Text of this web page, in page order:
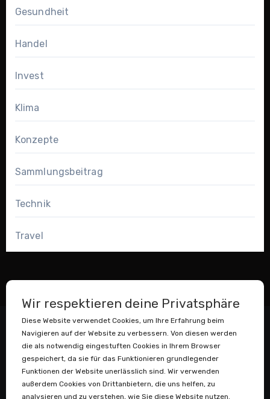
Gesundheit
Handel
Invest
Klima
Konzepte
Sammlungsbeitrag
Technik
Travel
Wir respektieren deine Privatsphäre
Diese Website verwendet Cookies, um Ihre Erfahrung beim
Navigieren auf der Website zu verbessern. Von diesen werden
die als notwendig eingestuften Cookies in Ihrem Browser
gespeichert, da sie für das Funktionieren grundlegender
Funktionen der Website unerlässlich sind. Wir verwenden
außerdem Cookies von Drittanbietern, die uns helfen, zu
analysieren und zu verstehen, wie Sie diese Website nutzen.